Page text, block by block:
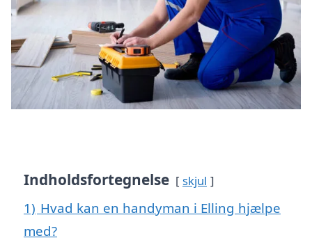
Indholdsfortegnelse skjul
1) Hvad kan en handyman i Elling hjælpe
med?